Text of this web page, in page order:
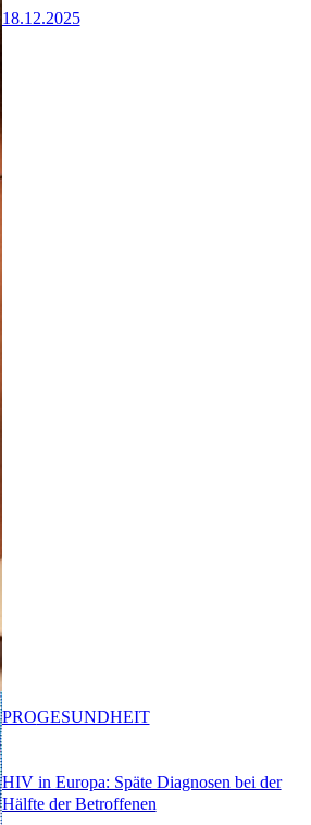
18.12.2025
HIV in Europa: Späte Diagnosen bei der
Hälfte der Betroffenen
PROGESUNDHEIT